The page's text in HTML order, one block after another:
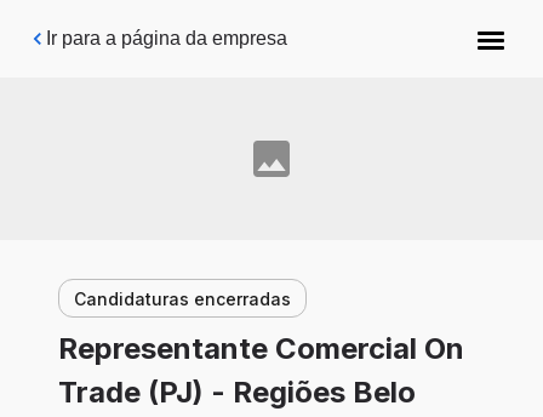
Pular para o conteúdo principal
Ir para a página da empresa
Candidaturas encerradas
Representante Comercial On
Trade (PJ) - Regiões Belo